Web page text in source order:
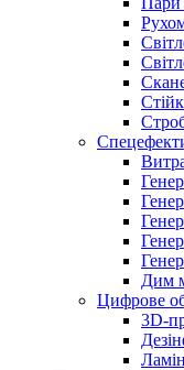
Дим
Цифрове
3D-